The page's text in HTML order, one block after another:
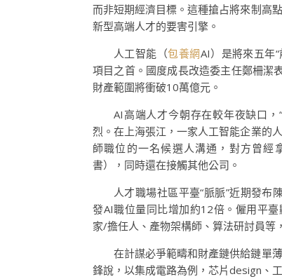
而非短期經濟目標。這種搶占將來制高
新型高端人才的要害引擎。
人工智能（包養網AI）是將來五年
項目之首。國度成長改造委主任鄭柵潔
財產範圍將衝破10萬億元。
AI高端人才今朝存在較年夜缺口，
烈。在上海張江，一家人工智能企業的
師職位的一名候選人溝通，對方曾經
書），同時還在接觸其他公司。
人才職場社區平臺“脈脈”近期發
發AI職位量同比增加約12倍。僱用平
家/擔任人、產物架構師、算法研討員等
在計謀必爭範疇和財產鏈供給鏈單
鋒說，以集成電路為例，芯片design、